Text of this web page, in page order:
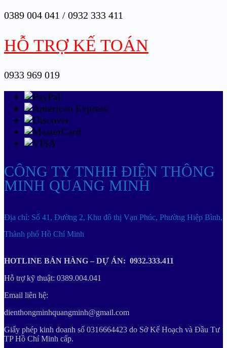
0389 004 041 / 0932 333 411
HỖ TRỢ KẾ TOÁN
0933 969 019
CÔNG TY TNHH ĐIỆN THÔNG
MINH QUANG MINH
Địa chỉ: Số 41, Đường 2, Khu đô thị Vạn Phúc, Phường Hiệp Bình,
Thành phố Hồ Chí Minh
HOTLINE BÁN HÀNG – DỰ ÁN: 0932.333.411
Hỗ trợ kỹ thuật: 0389.004.041
Email liên hệ:
dienthongminhquangminh@gmail.com
Giấy phép kinh doanh số 0316664423 do Sở Kế Hoạch và Đầu Tư
TP Hồ Chí Minh cấp.